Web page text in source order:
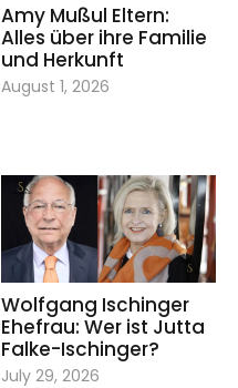
Amy Mußul Eltern:
Alles über ihre Familie
und Herkunft
August 1, 2026
Wolfgang Ischinger
Ehefrau: Wer ist Jutta
Falke-Ischinger?
July 29, 2026